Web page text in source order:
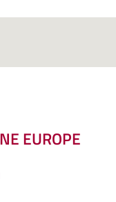
EUROPE